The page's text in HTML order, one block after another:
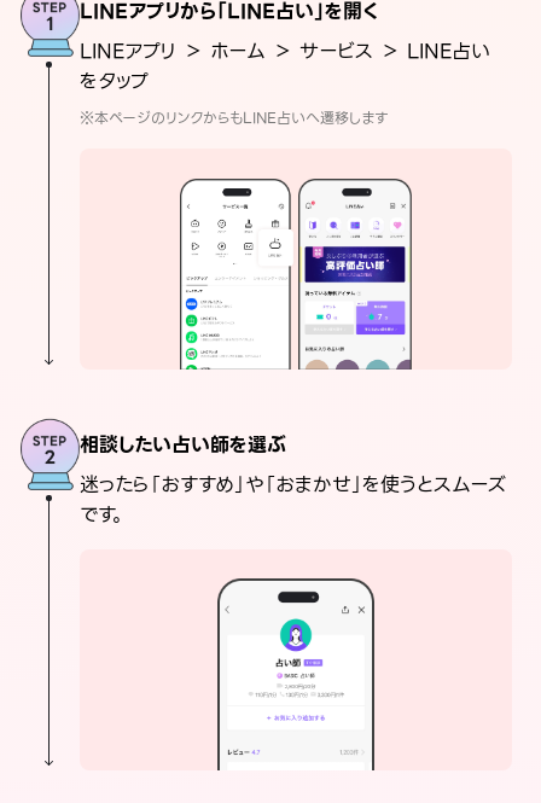
LINEアプリから「LINE占い」を開く
LINEアプリ ＞ ホーム ＞ サービス ＞ LINE占い
をタップ
※本ページのリンクからもLINE占いへ遷移します
相談したい占い師を選ぶ
迷ったら「おすすめ」や「おまかせ」を使うとスムーズ
です。